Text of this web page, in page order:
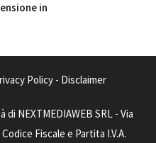
in
Policy - Disclaimer
NEXTMEDIAWEB SRL - Via
Fiscale e Partita I.V.A.